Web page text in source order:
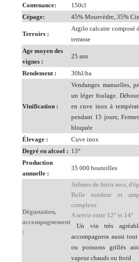
Contenance:
150cl
Cépage:
45% Mourvèdre, 35%
Terroirs :
Argilo calcaire composé
terrasse
Age moyen des
vignes :
25 ans
Rendement : 30hl/ha
Vinification :
Vendanges manuelles,
un léger foulage.
en cuve inox à
pendant 15 jours;
bloquée
Élevage :
Cuve inox
Degré en alcool : 13°
Production
annuelle :
35 000 bouteilles
Dégustation,
accompagnement
:
Arômes de fruits secs,
Belle rondeur et
complexe
A servir entre 12° et 14°
Un vin très
accompagnera aussi
ou poissons grillés
vapeur chauds ou froid